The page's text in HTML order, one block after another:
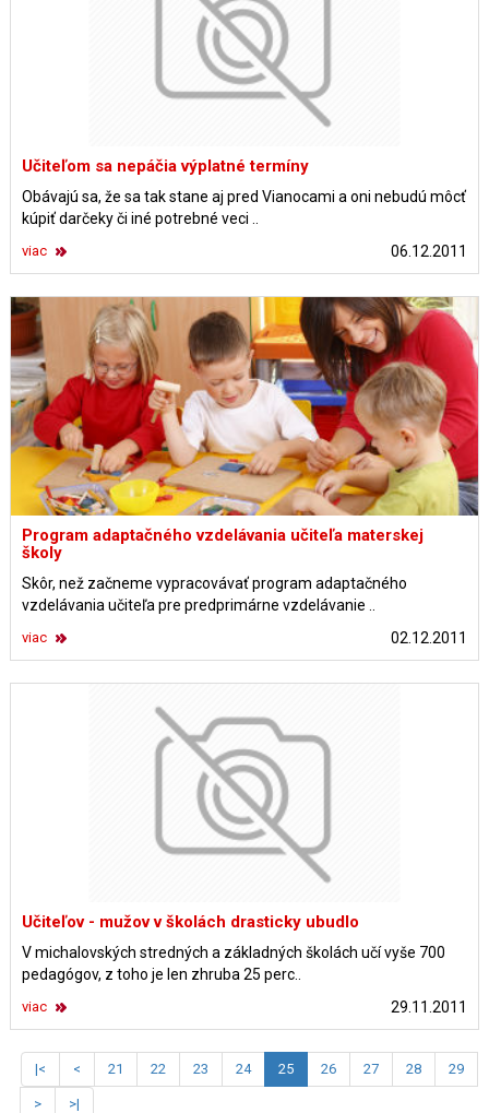
Učiteľom sa nepáčia výplatné termíny
Obávajú sa, že sa tak stane aj pred Vianocami a oni nebudú môcť
kúpiť darčeky či iné potrebné veci ..
06.12.2011
viac
Program adaptačného vzdelávania učiteľa materskej
školy
Skôr, než začneme vypracovávať program adaptačného
vzdelávania učiteľa pre predprimárne vzdelávanie ..
02.12.2011
viac
Učiteľov - mužov v školách drasticky ubudlo
V michalovských stredných a základných školách učí vyše 700
pedagógov, z toho je len zhruba 25 perc..
29.11.2011
viac
|< < 21 22 23 24 25 26 27 28 29
> >|